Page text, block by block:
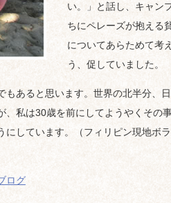
い。」と話し、キャン
ちにペレーズが抱える
についてあらためて考
う、促していました。
あると思います。世界の北半分、
私は30歳を前にしてようやくその
しています。（フィリピン現地ボ
ログ